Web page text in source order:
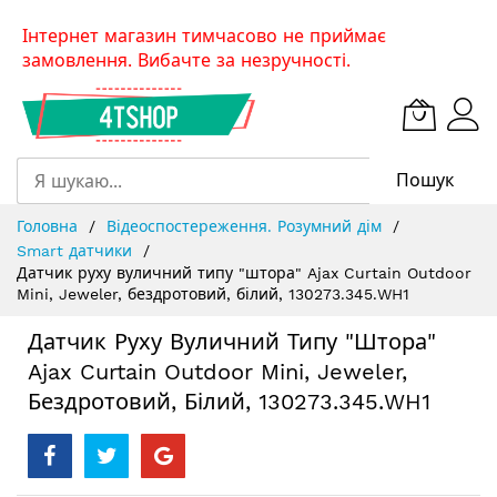
SkipІнтернет магазин тимчасово не приймає
замовлення. Вибачте за незручності.
Пошук
Головна
Відеоспостереження. Розумний дім
Smart датчики
Датчик руху вуличний типу "штора" Ajax Curtain Outdoor
Mini, Jeweler, бездротовий, білий, 130273.345.WH1
Датчик Руху Вуличний Типу "штора"
Ajax Curtain Outdoor Mini, Jeweler,
Бездротовий, Білий, 130273.345.WH1